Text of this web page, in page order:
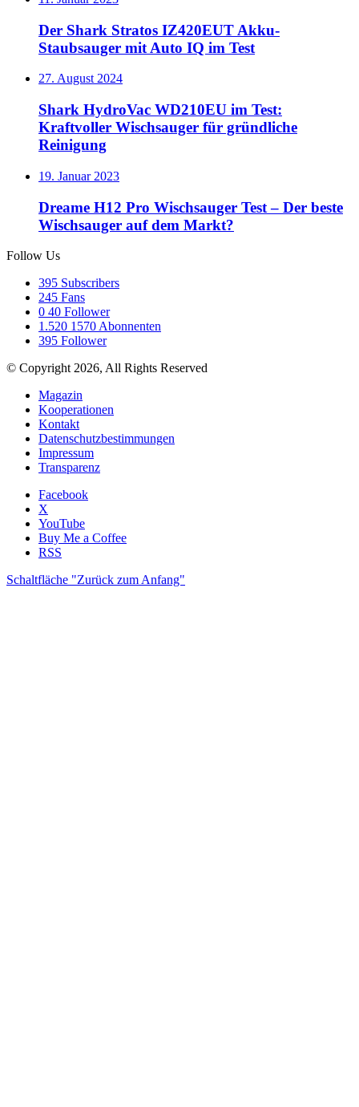
Der Shark Stratos IZ420EUT Akku-
Staubsauger mit Auto IQ im Test
27. August 2024
Shark HydroVac WD210EU im Test:
Kraftvoller Wischsauger für gründliche
Reinigung
19. Januar 2023
Dreame H12 Pro Wischsauger Test – Der beste
Wischsauger auf dem Markt?
Follow Us
395 Subscribers
245 Fans
0 40 Follower
1.520 1570 Abonnenten
395 Follower
© Copyright 2026, All Rights Reserved
Magazin
Kooperationen
Kontakt
Datenschutzbestimmungen
Impressum
Transparenz
Facebook
X
YouTube
Buy Me a Coffee
RSS
Schaltfläche "Zurück zum Anfang"